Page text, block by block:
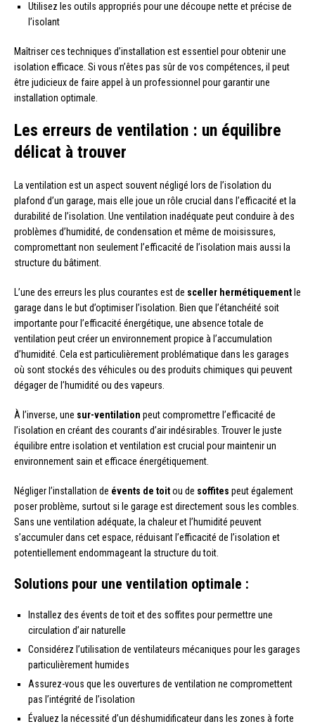
Utilisez les outils appropriés pour une découpe nette et précise de
l’isolant
Maîtriser ces techniques d’installation est essentiel pour obtenir une
isolation efficace. Si vous n’êtes pas sûr de vos compétences, il peut
être judicieux de faire appel à un professionnel pour garantir une
installation optimale.
Les erreurs de ventilation : un équilibre
délicat à trouver
La ventilation est un aspect souvent négligé lors de l’isolation du
plafond d’un garage, mais elle joue un rôle crucial dans l’efficacité et la
durabilité de l’isolation. Une ventilation inadéquate peut conduire à des
problèmes d’humidité, de condensation et même de moisissures,
compromettant non seulement l’efficacité de l’isolation mais aussi la
structure du bâtiment.
L’une des erreurs les plus courantes est de sceller hermétiquement le
garage dans le but d’optimiser l’isolation. Bien que l’étanchéité soit
importante pour l’efficacité énergétique, une absence totale de
ventilation peut créer un environnement propice à l’accumulation
d’humidité. Cela est particulièrement problématique dans les garages
où sont stockés des véhicules ou des produits chimiques qui peuvent
dégager de l’humidité ou des vapeurs.
À l’inverse, une sur-ventilation peut compromettre l’efficacité de
l’isolation en créant des courants d’air indésirables. Trouver le juste
équilibre entre isolation et ventilation est crucial pour maintenir un
environnement sain et efficace énergétiquement.
Négliger l’installation de évents de toitou de soffites peut également
poser problème, surtout si le garage est directement sous les combles.
Sans une ventilation adéquate, la chaleur et l’humidité peuvent
s’accumuler dans cet espace, réduisant l’efficacité de l’isolation et
potentiellement endommageant la structure du toit.
Solutions pour une ventilation optimale :
Installez des évents de toit et des soffites pour permettre une
circulation d’air naturelle
Considérez l’utilisation de ventilateurs mécaniques pour les garages
particulièrement humides
Assurez-vous que les ouvertures de ventilation ne compromettent
pas l’intégrité de l’isolation
Évaluez la nécessité d’un déshumidificateur dans les zones à forte